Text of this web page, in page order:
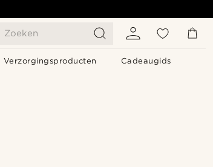
Zoeken
Verzorgingsproducten Cadeaugids